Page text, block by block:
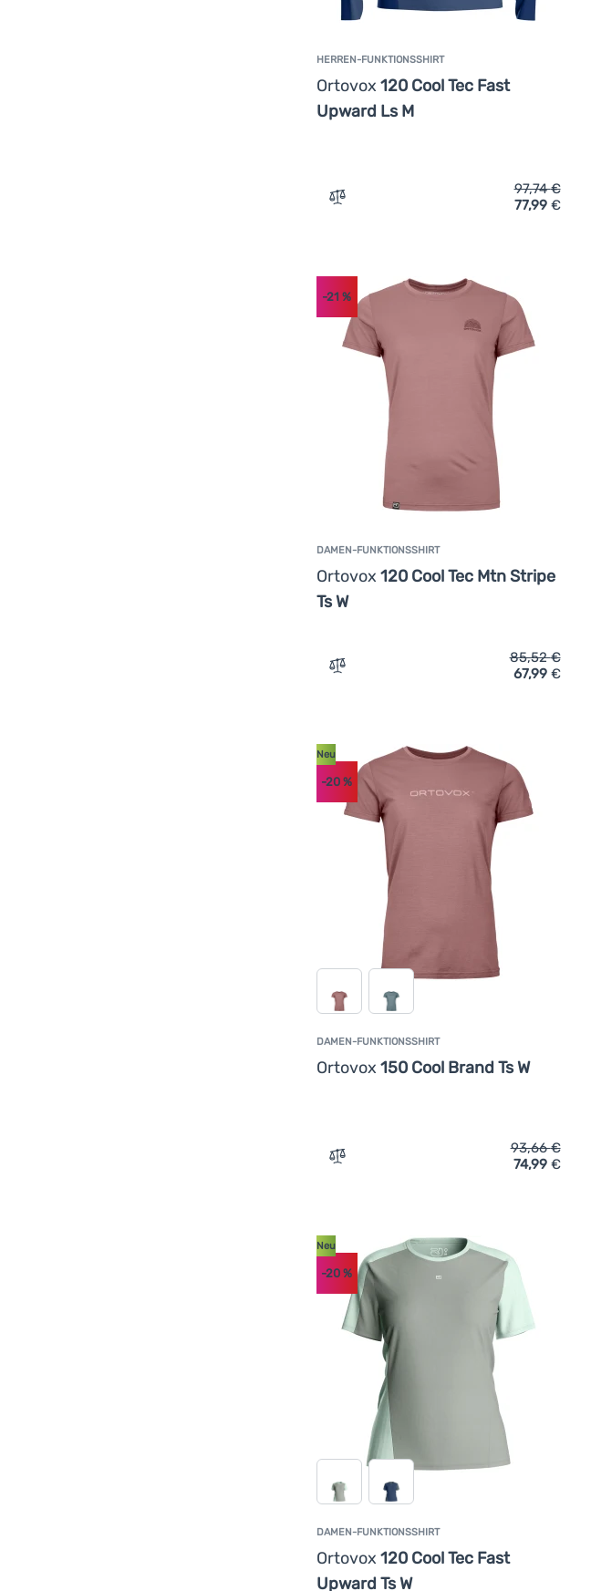
HERREN-FUNKTIONSSHIRT
Ortovox 120 Cool Tec Fast
Upward Ls M
Zum Vergleich 'Herren-Funktionsshirt
97,74€
77,99 €
DAMEN-FUNKTIONSSHIRT
Ortovox 120 Cool Tec Mtn Stripe
Ts W
-21 %
Zum Vergleich 'Damen-Funktionsshirt
85,52€
67,99 €
DAMEN-FUNKTIONSSHIRT
Ortovox 150 Cool Brand Ts W
Neu
-20 %
Zum Vergleich 'Damen-Funktionsshirt
93,66€
74,99 €
DAMEN-FUNKTIONSSHIRT
Ortovox 120 Cool Tec Fast
Upward Ts W
Neu
-20 %